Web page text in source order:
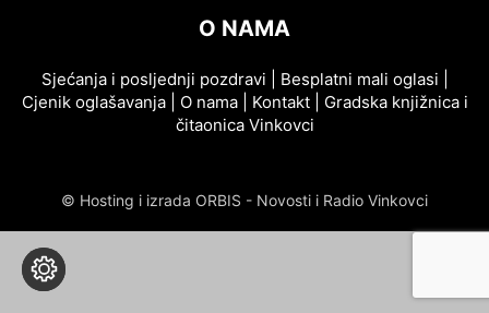
O NAMA
Sjećanja i posljednji pozdravi Besplatni mali oglasi
Cjenik oglašavanja| O nama| Kontakt| Gradska knjižnica i
čitaonica Vinkovci
© Hosting i izrada ORBIS - Novosti i Radio Vinkovci